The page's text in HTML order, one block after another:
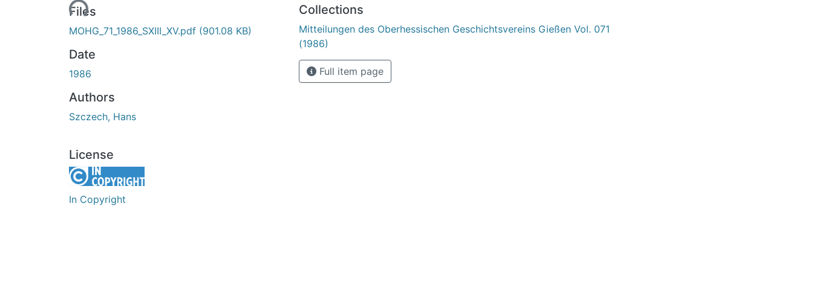
Loading...
Files
MOHG_71_1986_SXIII_XV.pdf (901.08 KB)
Date
1986
Authors
Szczech, Hans
License
In Copyright
Collections
Mitteilungen des Oberhessischen Geschichtsvereins Gießen Vol. 071
(1986)
Full item page